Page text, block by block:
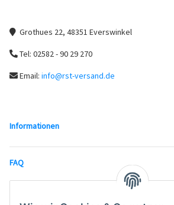
Grothues 22, 48351 Everswinkel
Tel: 02582 - 90 29 270
Email: info@rst-versand.de
Informationen
FAQ
unsere Partner